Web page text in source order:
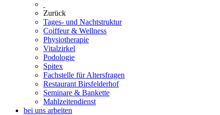
Zurück
Tages- und Nachtstruktur
Coiffeur & Wellness
Physiotherapie
Vitalzirkel
Podologie
Spitex
Fachstelle für Altersfragen
Restaurant Birsfelderhof
Seminare & Bankette
Mahlzeitendienst
bei uns arbeiten